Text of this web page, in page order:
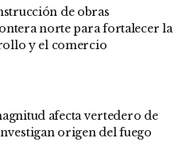
de obras
norte para fortalecer la
y el comercio
afecta vertedero de
origen del fuego